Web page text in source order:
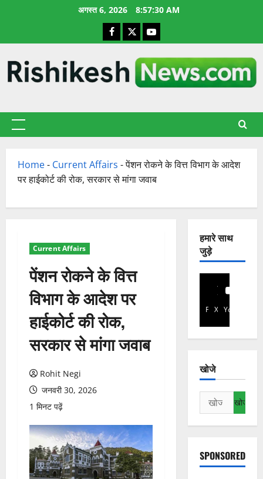
अगस्त 6, 2026 8:57:31 AM
Facebook
X YouTube
प्राथमिक
Home- Current Affairs -पेंशन रोकने के वित्त विभाग के आदेश
पर हाईकोर्ट की रोक, सरकार से मांगा जवाब
Current Affairs
पेंशन रोकने के वित्त
विभाग के आदेश पर
हाईकोर्ट की रोक,
सरकार से मांगा जवाब
Rohit Negi
जनवरी 30, 2026
1 मिनट पढ़ें
हमारे साथ
जुड़े
Facebook
X YouTube
खोजे
निम्न
को
खोजें:
SPONSORED